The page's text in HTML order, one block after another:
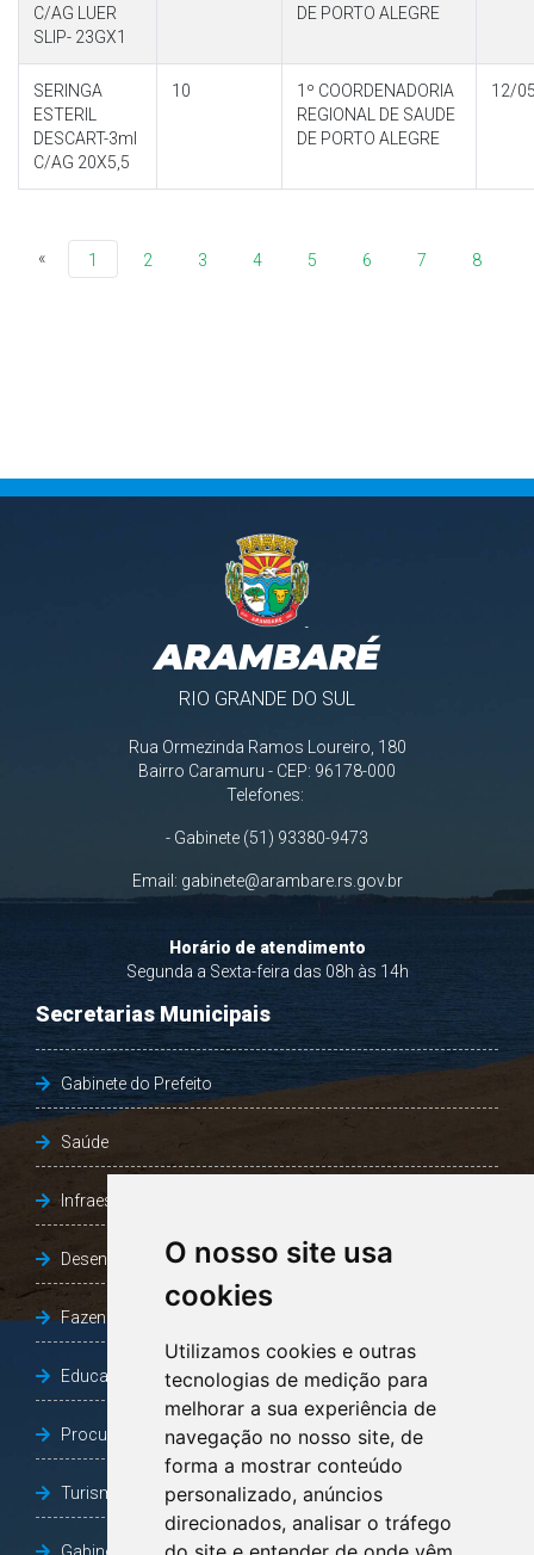
O nosso site usa
cookies
Utilizamos cookies e outras
tecnologias de medição para
melhorar a sua experiência de
navegação no nosso site, de
forma a mostrar conteúdo
personalizado, anúncios
direcionados, analisar o tráfego
C/AG LUER
SLIP- 23GX1
DE PORTO ALEGRE
SERINGA
ESTERIL
DESCART-3ml
C/AG 20X5,5
10
1º COORDENADORIA
REGIONAL DE SAUDE
DE PORTO ALEGRE
12/
« 1 2 3 4 5 6 7 8
ARAMBARÉ
RIO GRANDE DO SUL
Rua Ormezinda Ramos Loureiro, 180
Bairro Caramuru - CEP: 96178-000
Telefones:
- Gabinete (51) 93380-9473
Email: gabinete@arambare.rs.gov.br
Horário de atendimento
Segunda a Sexta-feira das 08h às 14h
Secretarias Municipais
Gabinete do Prefeito
Saúde
Infraestrutura, Agricultura e Meio Ambiente
Desenvolvimento Social
Fazenda e Desenvolvimento Econômico
Educação
Procuradoria Geral do Município
Turismo, Desporto e Cultura